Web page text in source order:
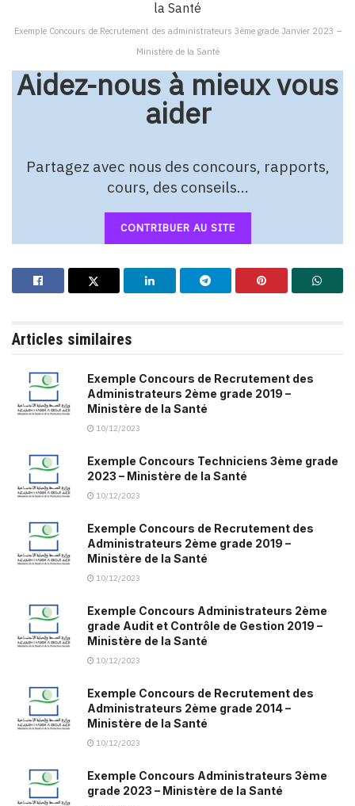
Exemple Concours de Recrutement des administrateurs 3ème grade Janvier 2023 –
Ministère de la Santé
Aidez-nous à mieux vous
aider
Partagez avec nous des concours, rapports,
cours, des conseils…
CONTRIBUER AU SITE
Articles similaires
Exemple Concours de Recrutement des
Administrateurs 2ème grade 2019 –
Ministère de la Santé
10/12/2023
Exemple Concours Techniciens 3ème grade
2023 – Ministère de la Santé
10/12/2023
Exemple Concours de Recrutement des
Administrateurs 2ème grade 2019 –
Ministère de la Santé
10/12/2023
Exemple Concours Administrateurs 2ème
grade Audit et Contrôle de Gestion 2019 –
Ministère de la Santé
10/12/2023
Exemple Concours de Recrutement des
Administrateurs 2ème grade 2014 –
Ministère de la Santé
10/12/2023
Exemple Concours Administrateurs 3ème
grade 2023 – Ministère de la Santé